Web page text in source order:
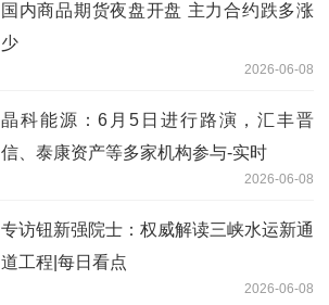
国内商品期货夜盘开盘 主力合约跌多涨
少
2026-06-08
晶科能源：6月5日进行路演，汇丰晋
信、泰康资产等多家机构参与-实时
2026-06-08
专访钮新强院士：权威解读三峡水运新通
道工程|每日看点
2026-06-08